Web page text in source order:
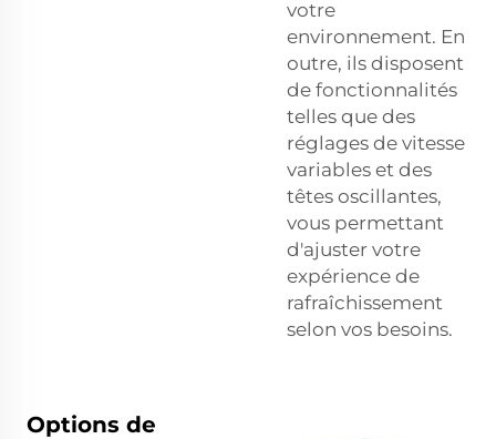
votre
environnement. En
outre, ils disposent
de fonctionnalités
telles que des
réglages de vitesse
variables et des
têtes oscillantes,
vous permettant
d'ajuster votre
expérience de
rafraîchissement
selon vos besoins.
Options de